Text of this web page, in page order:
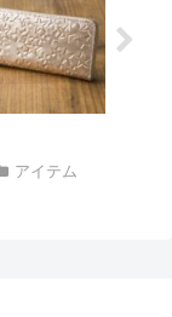
アイテム